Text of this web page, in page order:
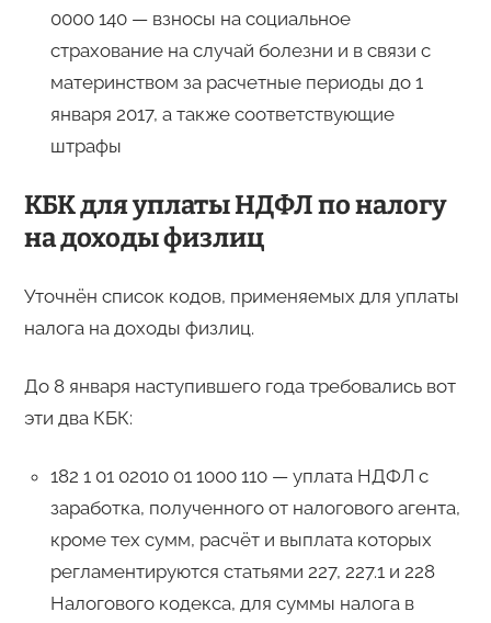
0000 140 — взносы на социальное
страхование на случай болезни и в связи с
материнством за расчетные периоды до 1
января 2017, а также соответствующие
штрафы
КБК для уплаты НДФЛ по налогу
на доходы физлиц
Уточнён список кодов, применяемых для уплаты
налога на доходы физлиц.
До 8 января наступившего года требовались вот
эти два КБК:
182 1 01 02010 01 1000 110 — уплата НДФЛ с
заработка, полученного от налогового агента,
кроме тех сумм, расчёт и выплата которых
регламентируются статьями 227, 227.1 и 228
Налогового кодекса, для суммы налога в